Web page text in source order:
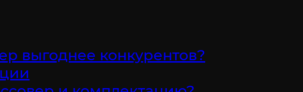
выгоднее конкурентов?